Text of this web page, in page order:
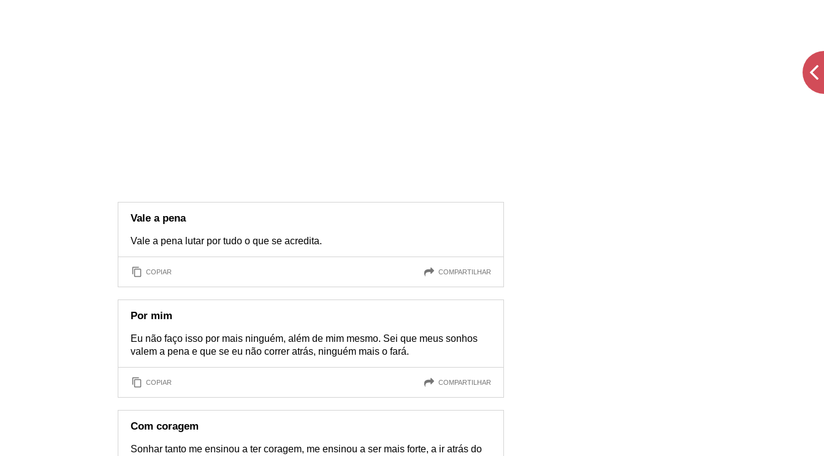
Vale a pena
Vale a pena lutar por tudo o que se acredita.
COPIAR COMPARTILHAR
Por mim
Eu não faço isso por mais ninguém, além de mim mesmo. Sei que meus sonhos
valem a pena e que se eu não correr atrás, ninguém mais o fará.
COPIAR COMPARTILHAR
Com coragem
Sonhar tanto me ensinou a ter coragem, me ensinou a ser mais forte, a ir atrás do